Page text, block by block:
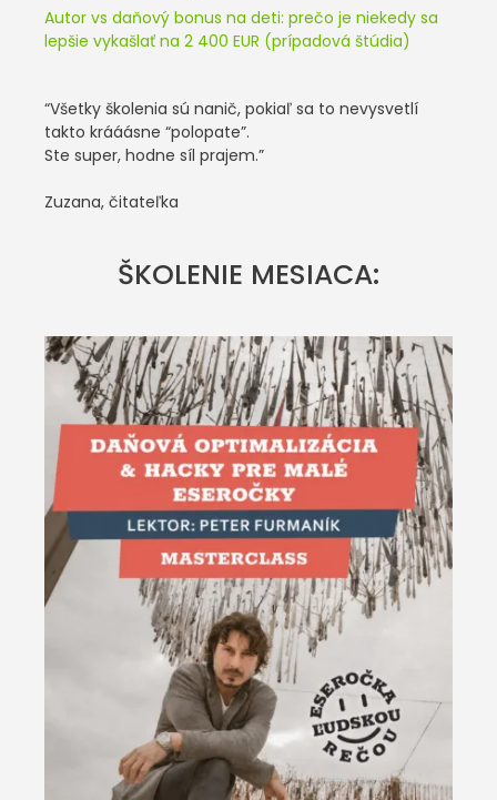
Autor vs daňový bonus na deti: prečo je niekedy sa
lepšie vykašlať na 2 400 EUR (prípadová štúdia)
“Všetky školenia sú nanič, pokiaľ sa to nevysvetlí
takto krááásne “polopate”.
Ste super, hodne síl prajem.”
Zuzana, čitateľka
ŠKOLENIE MESIACA: